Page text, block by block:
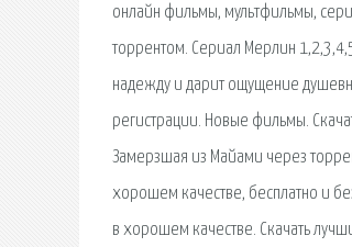
онлайн фильмы, мультфильмы,
торрентом. Сериал Мерлин
надежду и дарит ощущение
регистрации. Новые фильмы.
Замерзшая из Майами через
хорошем качестве, бесплатно и
в хорошем качестве. Скачать